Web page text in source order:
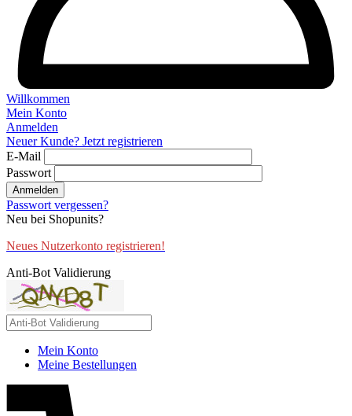
Willkommen
Mein Konto
Anmelden
Neuer Kunde? Jetzt registrieren
E-Mail
Passwort
Anmelden
Passwort vergessen?
Neu bei Shopunits?
Neues Nutzerkonto registrieren!
Anti-Bot Validierung
Mein Konto
Meine Bestellungen